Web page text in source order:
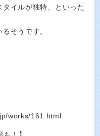
イルが独特、といった
そうです。
works/161.html